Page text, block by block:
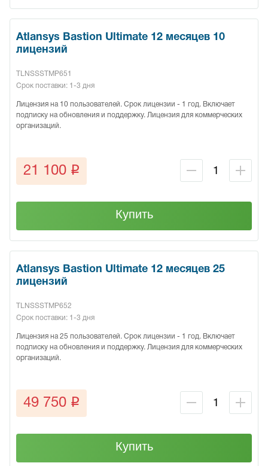
Atlansys Bastion Ultimate 12 месяцев 10
лицензий
TLNSSSTMP651
Срок поставки: 1-3 дня
Лицензия на 10 пользователей. Срок лицензии - 1 год. Включает
подписку на обновления и поддержку. Лицензия для коммерческих
организаций.
21 100 q
Купить
Atlansys Bastion Ultimate 12 месяцев 25
лицензий
TLNSSSTMP652
Срок поставки: 1-3 дня
Лицензия на 25 пользователей. Срок лицензии - 1 год. Включает
подписку на обновления и поддержку. Лицензия для коммерческих
организаций.
49 750 q
Купить